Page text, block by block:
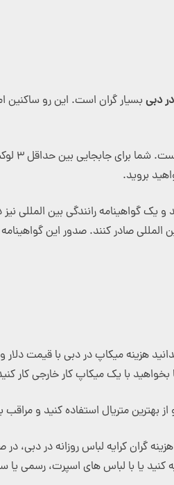
دبی بسیار گران است. این رو ساکنین
بروید.
یک گواهینامه رانندگی بین المللی
المللی صادر کنند. صدور این
هزینه میکاپ در دبی با قیمت
بخواهید با یک میکاپ کار خارجی
بهترین متریال استفاده کنید و
کرایه لباس روزانه در دبی، در
یا با لباس های اسپرت، رسمی یا